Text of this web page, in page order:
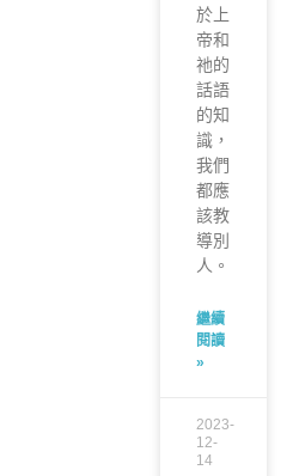
於上
帝和
祂的
話語
的知
識，
我們
都應
該教
導別
人。
繼續
閱讀
»
2023-
12-
14